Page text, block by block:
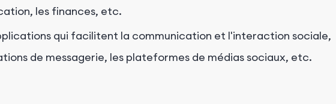
les finances, etc.
qui facilitent la communication et l'interaction sociale,
de messagerie, les plateformes de médias sociaux, etc.